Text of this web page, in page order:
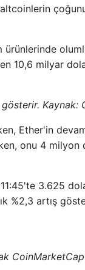
ürünlerinde
10,6 milyar
Kaynak:
Ether'in devam
onu 4 milyon
3.625
%2,3 artış
CoinMarketCap